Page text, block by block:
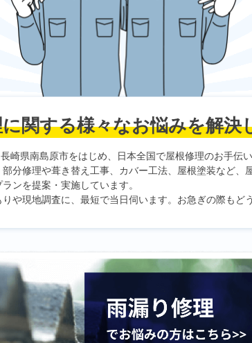
関する様々なお悩みを解決
崎県南島原市をはじめ、日本全国で屋根修理のお手伝い
分修理や葺き替え工事、カバー工法、屋根塗装など、
ンを提案・実施しています。
や現地調査に、最短で当日伺います。お急ぎの際もど